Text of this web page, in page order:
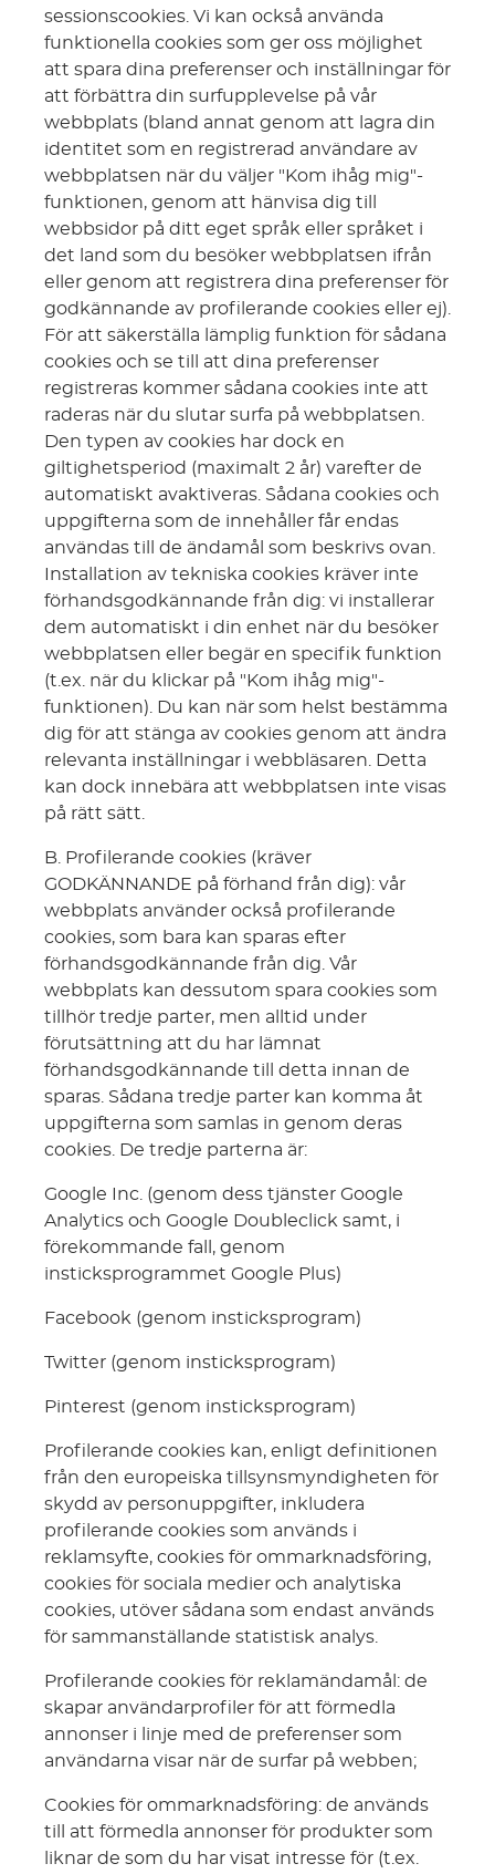
sessionscookies. Vi kan också använda
funktionella cookies som ger oss möjlighet
att spara dina preferenser och inställningar för
att förbättra din surfupplevelse på vår
webbplats (bland annat genom att lagra din
identitet som en registrerad användare av
webbplatsen när du väljer "Kom ihåg mig"-
funktionen, genom att hänvisa dig till
webbsidor på ditt eget språk eller språket i
det land som du besöker webbplatsen ifrån
eller genom att registrera dina preferenser för
godkännande av profilerande cookies eller ej).
För att säkerställa lämplig funktion för sådana
cookies och se till att dina preferenser
registreras kommer sådana cookies inte att
raderas när du slutar surfa på webbplatsen.
Den typen av cookies har dock en
giltighetsperiod (maximalt 2 år) varefter de
automatiskt avaktiveras. Sådana cookies och
uppgifterna som de innehåller får endas
användas till de ändamål som beskrivs ovan.
Installation av tekniska cookies kräver inte
förhandsgodkännande från dig: vi installerar
dem automatiskt i din enhet när du besöker
webbplatsen eller begär en specifik funktion
(t.ex. när du klickar på "Kom ihåg mig"-
funktionen). Du kan när som helst bestämma
dig för att stänga av cookies genom att ändra
relevanta inställningar i webbläsaren. Detta
kan dock innebära att webbplatsen inte visas
på rätt sätt.
B. Profilerande cookies (kräver
GODKÄNNANDE på förhand från dig): vår
webbplats använder också profilerande
cookies, som bara kan sparas efter
förhandsgodkännande från dig. Vår
webbplats kan dessutom spara cookies som
tillhör tredje parter, men alltid under
förutsättning att du har lämnat
förhandsgodkännande till detta innan de
sparas. Sådana tredje parter kan komma åt
uppgifterna som samlas in genom deras
cookies. De tredje parterna är:
Google Inc. (genom dess tjänster Google
Analytics och Google Doubleclick samt, i
förekommande fall, genom
insticksprogrammet Google Plus)
Facebook (genom insticksprogram)
Twitter (genom insticksprogram)
Pinterest (genom insticksprogram)
Profilerande cookies kan, enligt definitionen
från den europeiska tillsynsmyndigheten för
skydd av personuppgifter, inkludera
profilerande cookies som används i
reklamsyfte, cookies för ommarknadsföring,
cookies för sociala medier och analytiska
cookies, utöver sådana som endast används
för sammanställande statistisk analys.
Profilerande cookies för reklamändamål: de
skapar användarprofiler för att förmedla
annonser i linje med de preferenser som
användarna visar när de surfar på webben;
Cookies för ommarknadsföring: de används
till att förmedla annonser för produkter som
liknar de som du har visat intresse för (t.ex.